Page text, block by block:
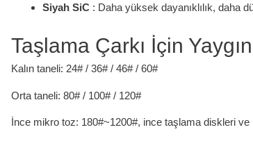
Siyah SiC : Daha yüksek dayanıklılık, daha
Taşlama Çarkı İçin
Kalın taneli: 24# / 36# / 46# / 60#
Orta taneli: 80# / 100# / 120#
İnce mikro toz: 180#~1200#, ince taşlama diskleri ve